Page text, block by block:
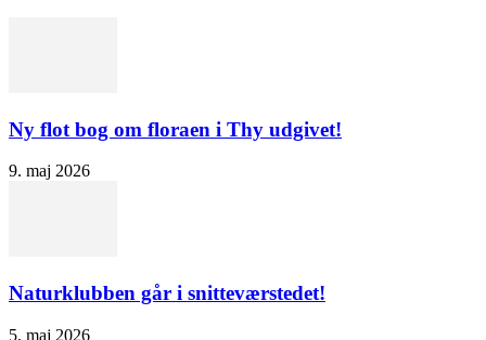
Ny flot bog om floraen i Thy udgivet!
9. maj 2026
Naturklubben går i snitteværstedet!
5. maj 2026